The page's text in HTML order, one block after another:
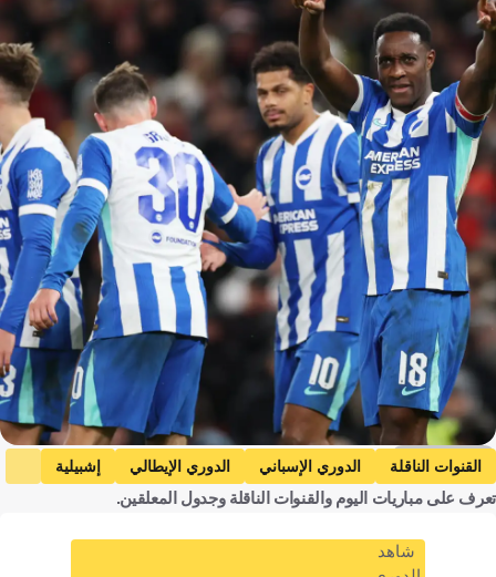
Getty Images
القنوات الناقلة الدوري الإسباني الدوري الإيطالي
إشبيلية
برايتون ضد بورنموث
برايتون
بورنموث
الدوري الإنجليزي الممتاز
لاتسيو ضد كومو
لاتسيو
إلتشي ضد إشبيلية
تعرف على مباريات اليوم والقنوات الناقلة وجدول المعلقين.
شاهد